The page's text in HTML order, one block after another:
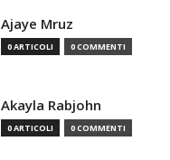
Ajaye Mruz
0 ARTICOLI 0 COMMENTI
Akayla Rabjohn
0 ARTICOLI 0 COMMENTI